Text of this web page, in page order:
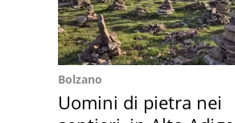
Bolzano
Uomini di pietra nei